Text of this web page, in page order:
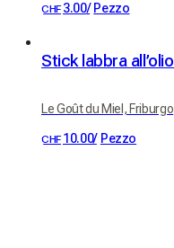
CHF 3.00/ Pezzo
Le Goût du Miel, Friburgo
CHF 10.00/ Pezzo